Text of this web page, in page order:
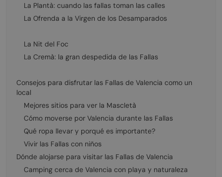
La Plantà: cuando las fallas toman las calles
La Ofrenda a la Virgen de los Desamparados
La Nit del Foc
La Cremà: la gran despedida de las Fallas
Consejos para disfrutar las Fallas de Valencia como un
local
Mejores sitios para ver la Mascletà
Cómo moverse por Valencia durante las Fallas
Qué ropa llevar y porqué es importante?
Vivir las Fallas con niños
Dónde alojarse para visitar las Fallas de Valencia
Camping cerca de Valencia con playa y naturaleza